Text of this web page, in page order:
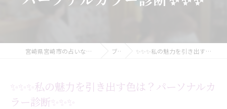
宮崎県宮崎市の占いなら幸運＊開花サロン Wellbeing ブログ ✨✨✨私の魅力を引き出す色は？パーソナルカラー診断✨✨✨
✨✨✨私の魅力を引き出す色は？パーソナルカ
ラー診断✨✨✨